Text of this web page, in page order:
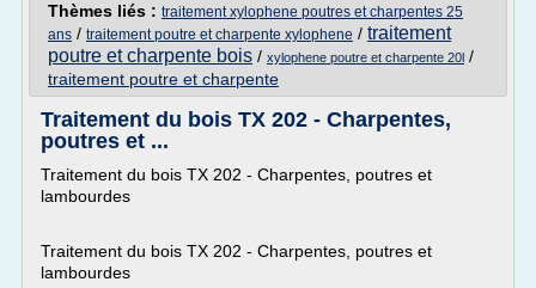
Thèmes liés : traitement xylophene poutres et charpentes 25
ans / traitement poutre et charpente xylophene / traitement
poutre et charpente bois / xylophene poutre et charpente 20l /
traitement poutre et charpente
Traitement du bois TX 202 - Charpentes,
poutres et ...
Traitement du bois TX 202 - Charpentes, poutres et
lambourdes
Traitement du bois TX 202 - Charpentes, poutres et
lambourdes